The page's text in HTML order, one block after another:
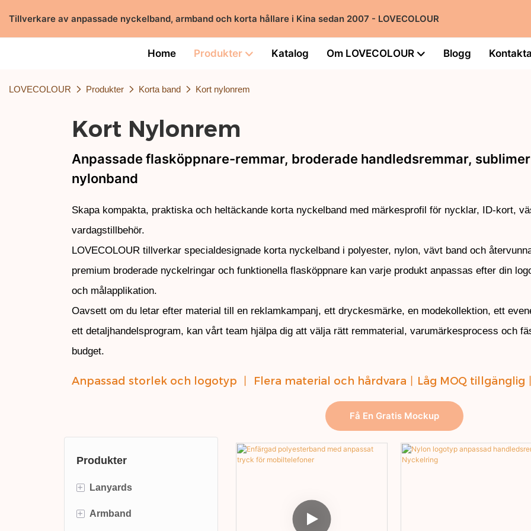
Tillverkare av anpassade nyckelband, armband och korta hållare i Kina sedan 2007 - LOVECOLOUR
Home Produkter Katalog Om LOVECOLOUR Blogg
LOVECOLOUR Produkter Korta band Kort nylonrem
Kort Nylonrem
Anpassade flasköppnare-remmar, broderade handledsremmar,
nylonband
Skapa kompakta, praktiska och heltäckande korta nyckelband med märkesprofil för nycklar, ID-kort,
vardagstillbehör.
LOVECOLOUR tillverkar specialdesignade korta nyckelband i polyester, nylon, vävt band och
premium broderade nyckelringar och funktionella flasköppnare kan varje produkt anpassas efter din
och målapplikation.
Oavsett om du letar efter material till en reklamkampanj, ett dryckesmärke, en modekollektion, ett
ett detaljhandelsprogram, kan vårt team hjälpa dig att välja rätt remmaterial, varumärkesprocess och
budget.
Anpassad storlek och logotyp 丨 Flera material och hårdvara Låg MOQ tillgänglig
Få En Gratis Mockup
Produkter
+ Lanyards
ID-kortslina
+ Armband